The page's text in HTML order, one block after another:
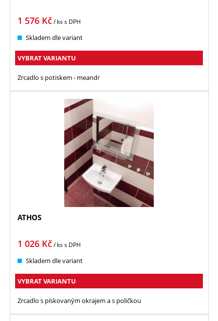
1 576 Kč/ kss DPH
Skladem dle variant
VYBRAT VARIANTU
Zrcadlo s potiskem - meandr
ATHOS
1 026 Kč/ kss DPH
Skladem dle variant
VYBRAT VARIANTU
Zrcadlo s pískovaným okrajem a s poličkou